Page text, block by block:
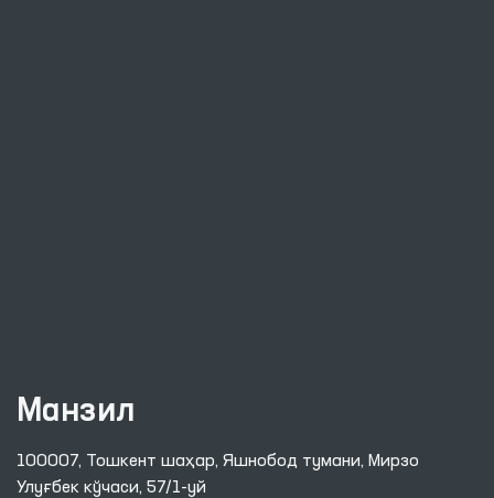
Манзил
100007, Тошкент шаҳар, Яшнобод тумани, Мирзо
Улуғбек кўчаси, 57/1-уй